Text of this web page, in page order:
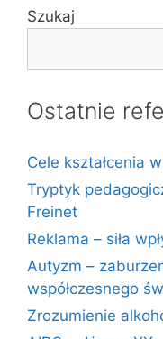
Szukaj
Ostatnie
Cele kształcenia
Tryptyk
Freinet
Reklama – siła
Autyzm –
współczesnego
Zrozumienie